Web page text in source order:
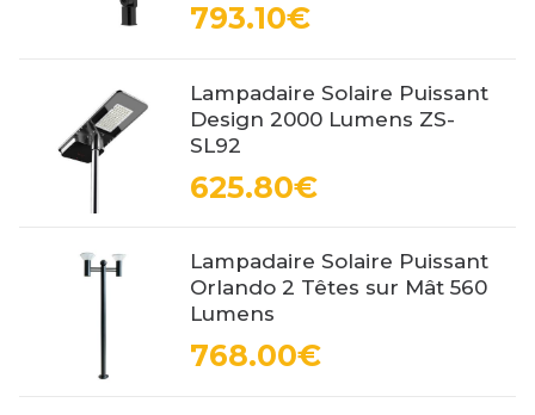
793.10€
Lampadaire Solaire Puissant
Design 2000 Lumens ZS-
SL92
625.80€
Lampadaire Solaire Puissant
Orlando 2 Têtes sur Mât 560
Lumens
768.00€